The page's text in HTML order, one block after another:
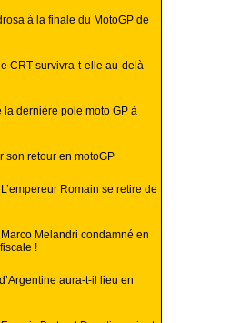
à la finale du MotoGP de
CRT survivra-t-elle au-delà
la dernière pole moto GP à
son retour en motoGP
Romain se retire de
Melandri condamné en
!
aura-t-il lieu en